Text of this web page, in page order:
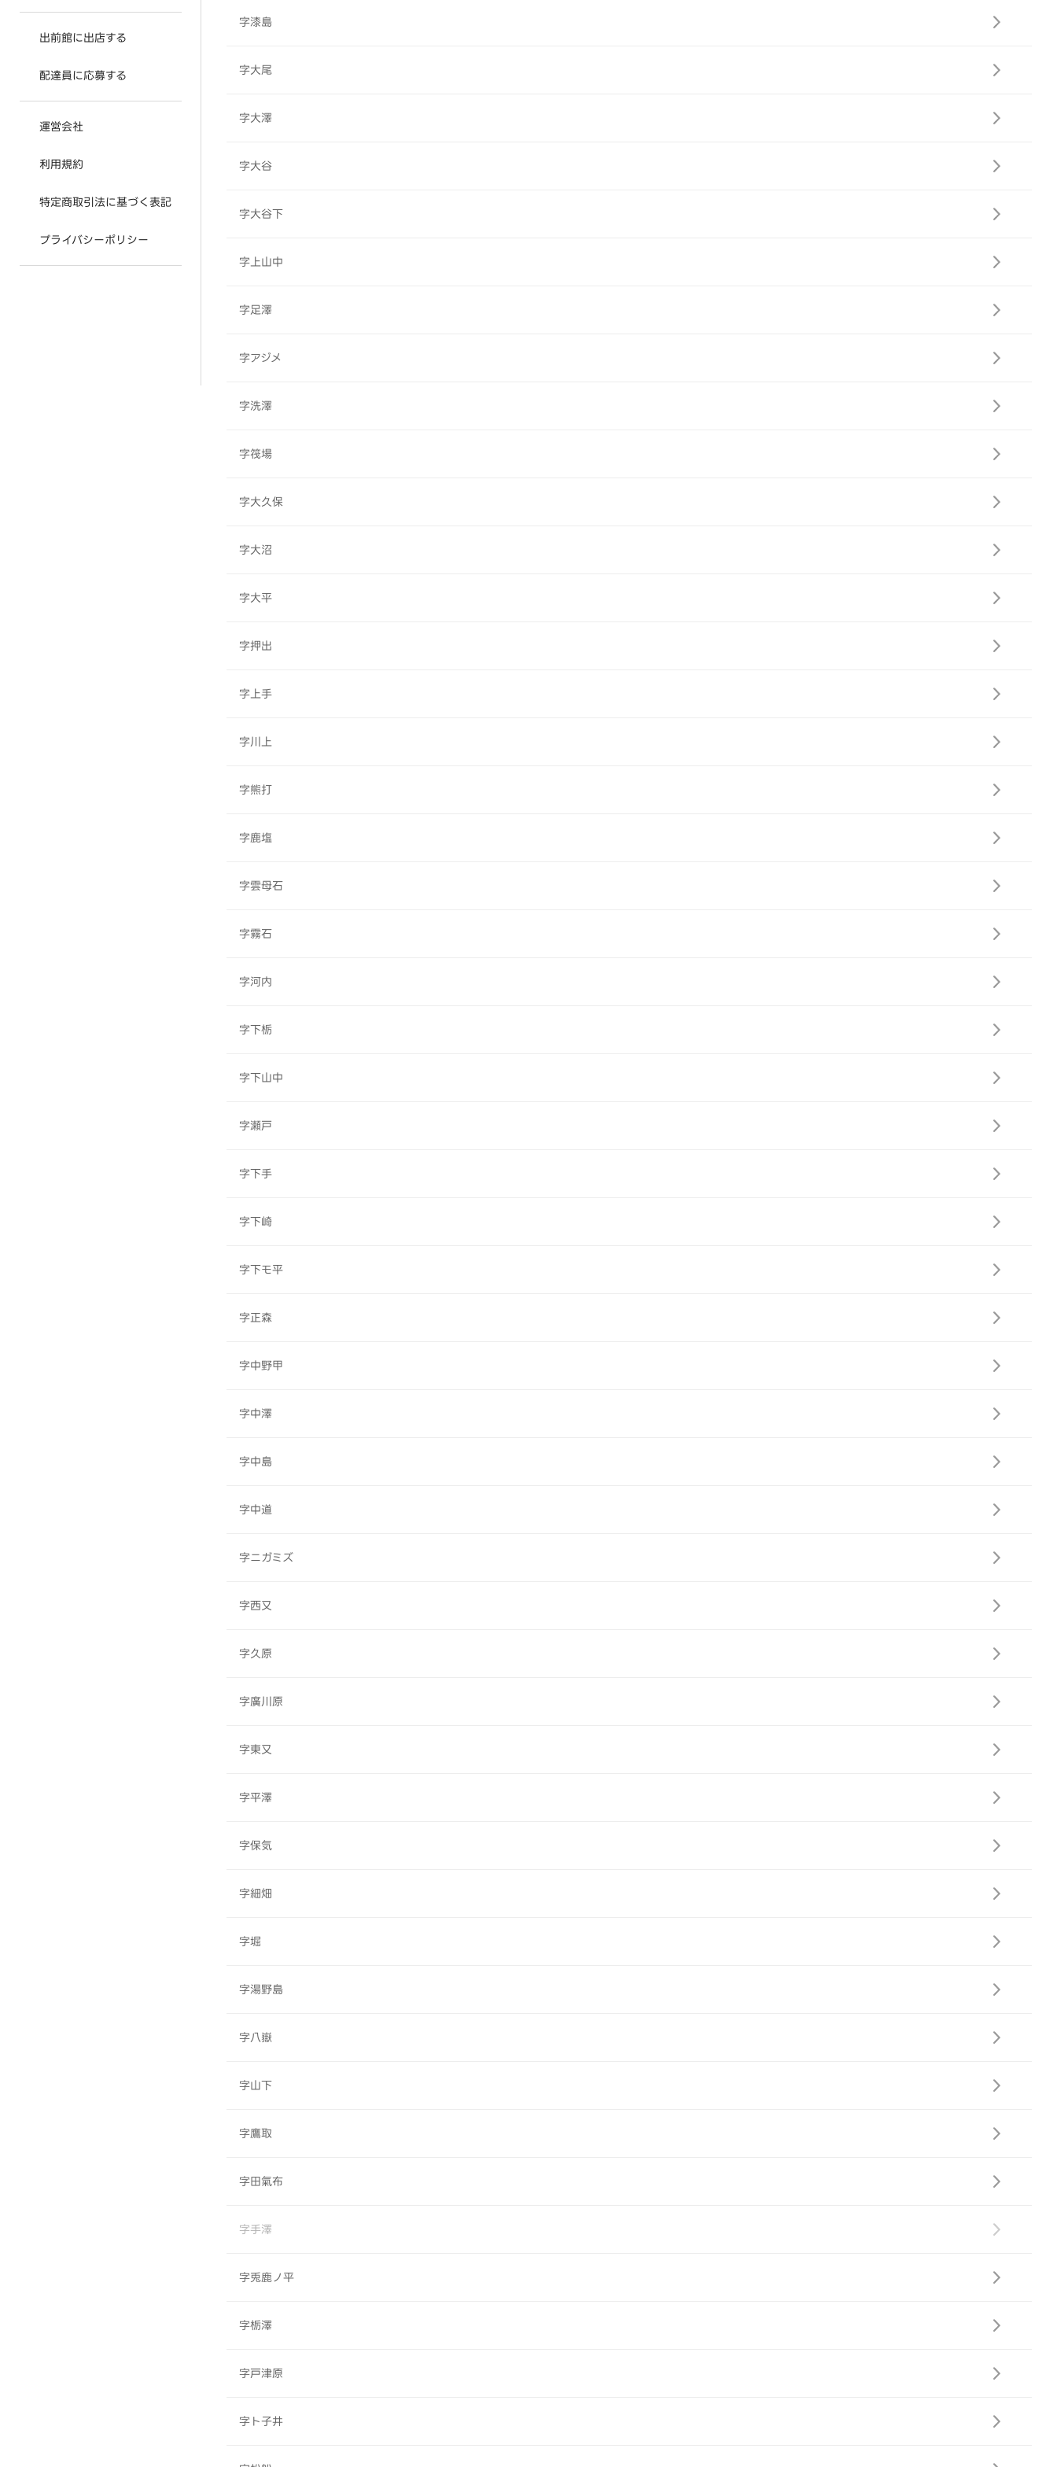
出前館に出店する
配達員に応募する
運営会社
利用規約
特定商取引法に基づく表記
プライバシーポリシー
字漆島
字大尾
字大澤
字大谷
字大谷下
字上山中
字足澤
字アジメ
字洗澤
字筏場
字大久保
字大沼
字大平
字押出
字上手
字川上
字熊打
字鹿塩
字雲母石
字霧石
字河内
字下栃
字下山中
字瀬戸
字下手
字下崎
字下モ平
字正森
字中野甲
字中澤
字中島
字中道
字ニガミズ
字西又
字久原
字廣川原
字東又
字平澤
字保気
字細畑
字堀
字湯野島
字八嶽
字山下
字鷹取
字田氣布
字手澤
字兎鹿ノ平
字栃澤
字戸津原
字ト子井